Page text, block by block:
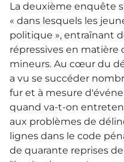
La deuxième enquête
« dans lesquels les
politique », entraînant
répressives en matière
mineurs. Au cœur du
a vu se succéder
fur et à mesure
quand va-t-on
aux problèmes de
lignes dans le code
de quarante reprises